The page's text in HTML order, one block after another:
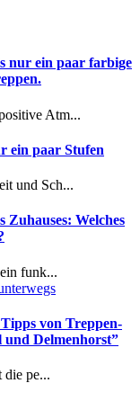
nur ein paar farbige
Atm...
ein paar Stufen
und Sch...
Welches
funk...
von Treppen-
Delmenhorst”
die pe...